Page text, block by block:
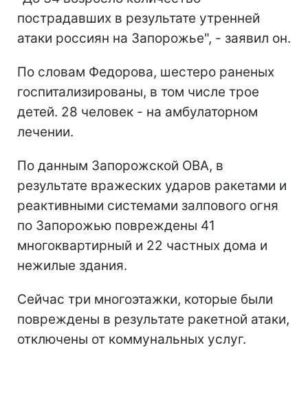
пострадавших в результате утренней
атаки россиян на Запорожье", - заявил он.
По словам Федорова, шестеро раненых
госпитализированы, в том числе трое
детей. 28 человек - на амбулаторном
лечении.
По данным Запорожской ОВА, в
результате вражеских ударов ракетами и
реактивными системами залпового огня
по Запорожью повреждены 41
многоквартирный и 22 частных дома и
нежилые здания.
Сейчас три многоэтажки, которые были
повреждены в результате ракетной атаки,
отключены от коммунальных услуг.